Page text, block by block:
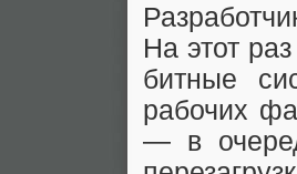
На этот
битные
рабочих
— в